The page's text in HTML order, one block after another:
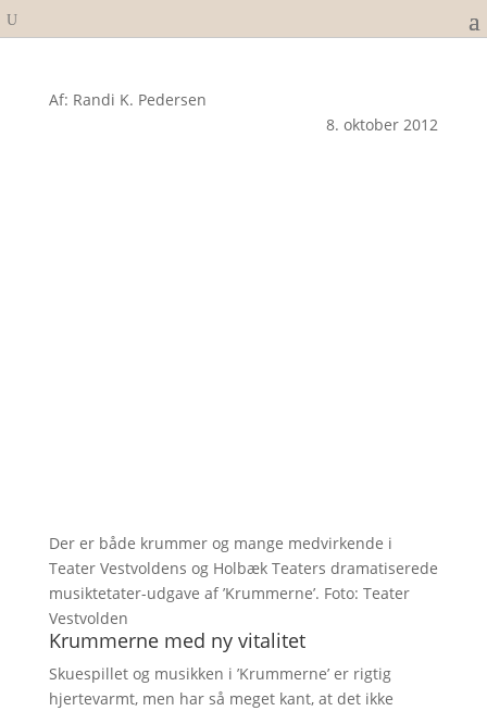
Af: Randi K. Pedersen
8. oktober 2012
Der er både krummer og mange medvirkende i
Teater Vestvoldens og Holbæk Teaters dramatiserede
musiktetater-udgave af ’Krummerne’. Foto: Teater
Vestvolden
Krummerne med ny vitalitet
Skuespillet og musikken i ’Krummerne’ er rigtig
hjertevarmt, men har så meget kant, at det ikke